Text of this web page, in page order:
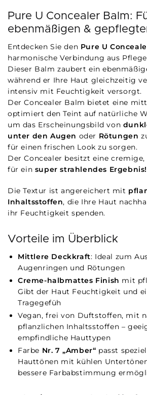
Pure U Concealer Balm:
ebenmäßigen &
Entdecken Sie den Pure U
harmonische Verbindung aus
Dieser Balm zaubert ein
während er Ihre Haut gleichzeitig
intensiv mit Feuchtigkeit versorgt.
Der Concealer Balm bietet eine
optimiert den Teint auf natürliche
um das Erscheinungsbild von
unter den Augen oder Rötungen
für einen frischen Look zu sorgen.
Der Concealer besitzt eine
für ein super strahlendes Ergebnis!
Die Textur ist angereichert mit
Inhaltsstoffen, die Ihre Haut
ihr Feuchtigkeit spenden.
Vorteile im Überblick
Mittlere Deckkraft: Ideal zum
Augenringen und Rötungen
Creme-halbmattes Finish mit
Gibt der Haut Feuchtigkeit und
Tragegefüh
Vegan, frei von Duftstoffen, mit
pflanzlichen Inhaltsstoffen –
empfindliche Hauttypen
Farbe Nr. 7 „Amber“ passt
Hauttönen mit kühlen
bessere Farb­abstimmung